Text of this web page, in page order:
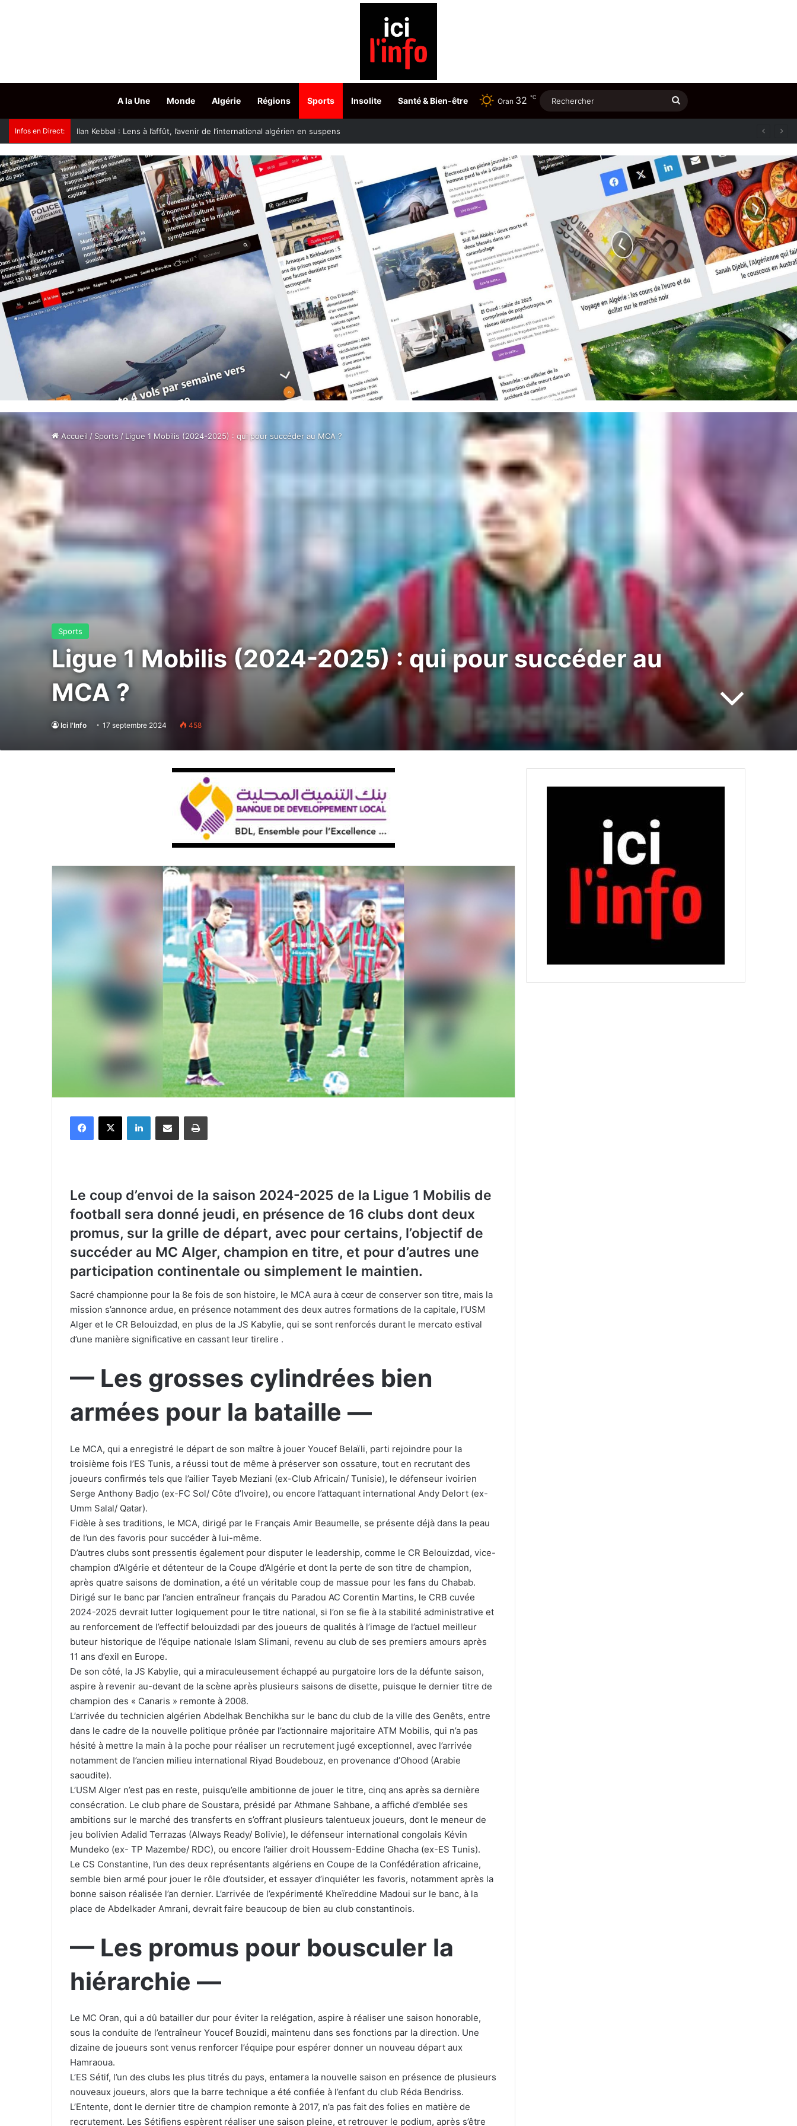
A la Une Monde Algérie Régions Sports Insolite Santé & Bien-être Oran 32 ℃ Rechercher
Infos en Direct: JS Kabylie : les Canaris quittent Aïn Draham pour Tabarka
Accueil / Sports/Ligue 1 Mobilis (2024-2025) : qui pour succéder au MCA ?
Sports
Ligue 1 Mobilis (2024-2025) : qui pour succéder au
MCA ?
Ici l'Info 17 septembre 2024 458
Le coup d’envoi de la saison 2024-2025 de la Ligue 1 Mobilis de
football sera donné jeudi, en présence de 16 clubs dont deux
promus, sur la grille de départ, avec pour certains, l’objectif de
succéder au MC Alger, champion en titre, et pour d’autres une
participation continentale ou simplement le maintien.
Sacré championne pour la 8e fois de son histoire, le MCA aura à cœur de conserver son titre, mais la
mission s’annonce ardue, en présence notamment des deux autres formations de la capitale, l’USM
Alger et le CR Belouizdad, en plus de la JS Kabylie, qui se sont renforcés durant le mercato estival
d’une manière significative en cassant leur tirelire .
— Les grosses cylindrées bien
armées pour la bataille —
Le MCA, qui a enregistré le départ de son maître à jouer Youcef Belaïli, parti rejoindre pour la
troisième fois l’ES Tunis, a réussi tout de même à préserver son ossature, tout en recrutant des
joueurs confirmés tels que l’ailier Tayeb Meziani (ex-Club Africain/ Tunisie), le défenseur ivoirien
Serge Anthony Badjo (ex-FC Sol/ Côte d’Ivoire), ou encore l’attaquant international Andy Delort (ex-
Umm Salal/ Qatar).
Fidèle à ses traditions, le MCA, dirigé par le Français Amir Beaumelle, se présente déjà dans la peau
de l’un des favoris pour succéder à lui-même.
D’autres clubs sont pressentis également pour disputer le leadership, comme le CR Belouizdad, vice-
champion d’Algérie et détenteur de la Coupe d’Algérie et dont la perte de son titre de champion,
après quatre saisons de domination, a été un véritable coup de massue pour les fans du Chabab.
Dirigé sur le banc par l’ancien entraîneur français du Paradou AC Corentin Martins, le CRB cuvée
2024-2025 devrait lutter logiquement pour le titre national, si l’on se fie à la stabilité administrative et
au renforcement de l’effectif belouizdadi par des joueurs de qualités à l’image de l’actuel meilleur
buteur historique de l’équipe nationale Islam Slimani, revenu au club de ses premiers amours après
11 ans d’exil en Europe.
De son côté, la JS Kabylie, qui a miraculeusement échappé au purgatoire lors de la défunte saison,
aspire à revenir au-devant de la scène après plusieurs saisons de disette, puisque le dernier titre de
champion des « Canaris » remonte à 2008.
L’arrivée du technicien algérien Abdelhak Benchikha sur le banc du club de la ville des Genêts, entre
dans le cadre de la nouvelle politique prônée par l’actionnaire majoritaire ATM Mobilis, qui n’a pas
hésité à mettre la main à la poche pour réaliser un recrutement jugé exceptionnel, avec l’arrivée
notamment de l’ancien milieu international Riyad Boudebouz, en provenance d’Ohood (Arabie
saoudite).
L’USM Alger n’est pas en reste, puisqu’elle ambitionne de jouer le titre, cinq ans après sa dernière
consécration. Le club phare de Soustara, présidé par Athmane Sahbane, a affiché d’emblée ses
ambitions sur le marché des transferts en s’offrant plusieurs talentueux joueurs, dont le meneur de
jeu bolivien Adalid Terrazas (Always Ready/ Bolivie), le défenseur international congolais Kévin
Mundeko (ex- TP Mazembe/ RDC), ou encore l’ailier droit Houssem-Eddine Ghacha (ex-ES Tunis).
Le CS Constantine, l’un des deux représentants algériens en Coupe de la Confédération africaine,
semble bien armé pour jouer le rôle d’outsider, et essayer d’inquiéter les favoris, notamment après la
bonne saison réalisée l’an dernier. L’arrivée de l’expérimenté Kheïreddine Madoui sur le banc, à la
place de Abdelkader Amrani, devrait faire beaucoup de bien au club constantinois.
— Les promus pour bousculer la
hiérarchie —
Le MC Oran, qui a dû batailler dur pour éviter la relégation, aspire à réaliser une saison honorable,
sous la conduite de l’entraîneur Youcef Bouzidi, maintenu dans ses fonctions par la direction. Une
dizaine de joueurs sont venus renforcer l’équipe pour espérer donner un nouveau départ aux
Hamraoua.
L’ES Sétif, l’un des clubs les plus titrés du pays, entamera la nouvelle saison en présence de plusieurs
nouveaux joueurs, alors que la barre technique a été confiée à l’enfant du club Réda Bendriss.
L’Entente, dont le dernier titre de champion remonte à 2017, n’a pas fait des folies en matière de
recrutement. Les Sétifiens espèrent réaliser une saison pleine, et retrouver le podium, après s’être